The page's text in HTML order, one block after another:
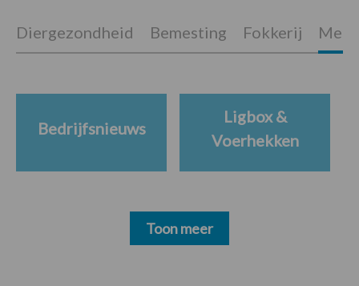
Diergezondheid Bemesting Fokkerij
Bedrijfsnieuws
Ligbox &
Voerhekken
Toon meer